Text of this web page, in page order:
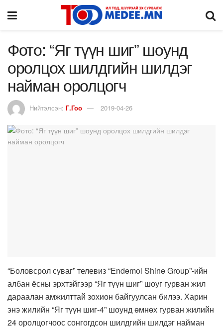
Фото: “Яг түүн шиг” шоунд
оролцох шилдгийн шилдэг
найман оролцогч
Нийтэлсэн: Г.Гоо 2019-04-26
“Боловсрол суваг” телевиз “Endemol Shine Group”-ийн
албан ёсны эрхтэйгээр “Яг түүн шиг” шоуг гурван жил
дараалан амжилттай зохион байгуулсан билээ. Харин
энэ жилийн “Яг түүн шиг-4” шоунд өмнөх гурван жилийн
24 оролцогчоос сонгогдсон шилдгийн шилдэг найман